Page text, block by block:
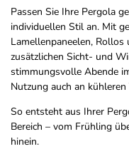
Passen Sie Ihre Pergola
individuellen Stil an. Mit
Lamellenpaneelen,
zusätzlichen Sicht- und
stimmungsvolle Abende
Nutzung auch an
So entsteht aus Ihrer
Bereich – vom Frühling
hinein.